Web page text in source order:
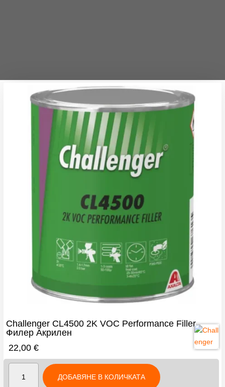
Challenger CL4500 2K VOC Performance Filler
Филер Акрилен
22,00 €
ДОБАВЯНЕ В КОЛИЧКАТА